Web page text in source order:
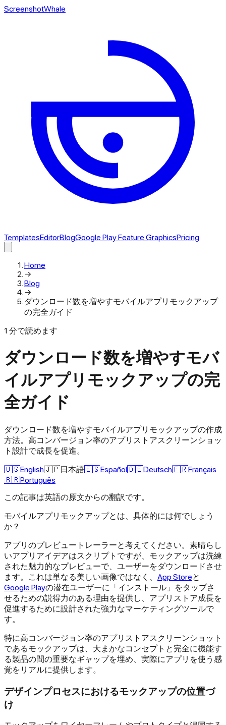
ScreenshotWhale
TemplatesEditorBlogGoogle Play Feature GraphicsPricing
Home
→
Blog
→
ダウンロード数を増やすモバイルアプリモックアップ
の完全ガイド
1 分で読めます
ダウンロード数を増やすモバ
イルアプリモックアップの完
全ガイド
ダウンロード数を増やすモバイルアプリモックアップの作成
方法。高コンバージョン率のアプリストアスクリーンショッ
ト設計で成長を促進。
🇺🇸English🇯🇵日本語🇪🇸Español🇩🇪Deutsch🇫🇷Français
🇧🇷Português
この記事は英語の原文からの翻訳です。
モバイルアプリモックアップとは、具体的には何でしょう
か？
アプリのプレビュートレーラーと考えてください。素晴らし
いアプリアイデアはスクリプトですが、モックアップは洗練
された魅力的なプレビューで、ユーザーをダウンロードさせ
ます。これは単なる美しい画像ではなく、 App Storeと
Google Playの潜在ユーザーに「インストール」をタップさ
せるための説得力のある理由を提供し、アプリストア成長を
促進するために設計された強力なマーケティングツールで
す。
特に高コンバージョン率のアプリストアスクリーンショット
であるモックアップは、大まかなコンセプトと完全に機能す
る製品の間の重要なギャップを埋め、実際にアプリを使う感
覚をリアルに提供します。
デザインプロセスにおけるモックアップの位置づ
け